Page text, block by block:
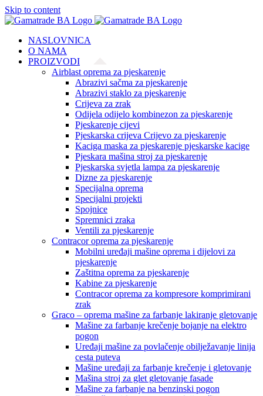
Skip to content
NASLOVNICA
O NAMA
PROIZVODI
Airblast oprema za pjeskarenje
Abrazivi sačma za pjeskarenje
Abrazivi staklo za pjeskarenje
Crijeva za zrak
Odijela odijelo kombinezon za pjeskarenje
Pjeskarenje cijevi
Pjeskarska crijeva Crijevo za pjeskarenje
Kaciga maska za pjeskarenje pjeskarske kacige
Pjeskara mašina stroj za pjeskarenje
Pjeskarska svjetla lampa za pjeskarenje
Dizne za pjeskarenje
Specijalna oprema
Specijalni projekti
Spojnice
Spremnici zraka
Ventili za pjeskarenje
Contracor oprema za pjeskarenje
Mobilni uređaji mašine oprema i dijelovi za
pjeskarenje
Zaštitna oprema za pjeskarenje
Kabine za pjeskarenje
Contracor oprema za kompresore komprimirani
zrak
Graco – oprema mašine za farbanje lakiranje gletovanje
Mašine za farbanje krečenje bojanje na elektro
pogon
Uređaji mašine za povlačenje obilježavanje linija
cesta puteva
Mašine uređaji za farbanje krečenje i gletovanje
Mašina stroj za glet gletovanje fasade
Mašine za farbanje na benzinski pogon